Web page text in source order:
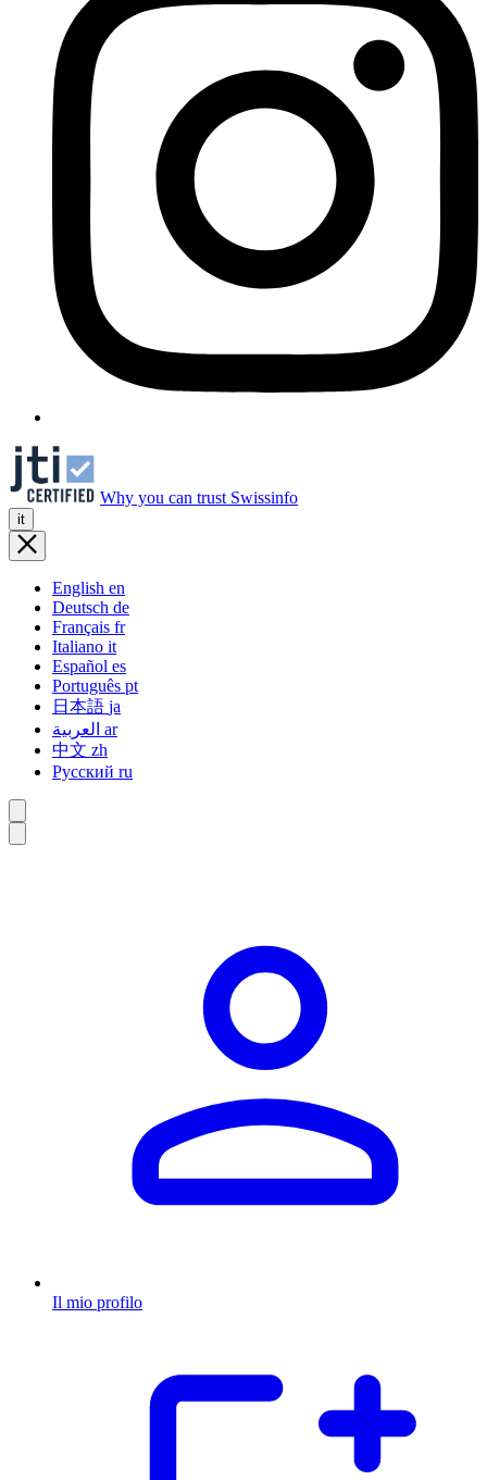
Why you can trust Swissinfo
it
English en
Deutsch de
Français fr
Italiano it
Español es
Português pt
日本語 ja
ar
中文 zh
Русский ru
Il mio profilo